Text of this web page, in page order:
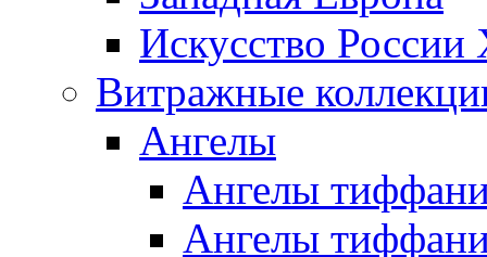
Искусство
Витражные
Ангелы
Ангелы
Ангелы